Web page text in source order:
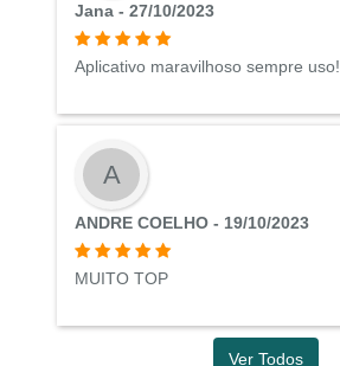
Jana - 27/10/2023
Aplicativo maravilhoso sempre uso!
A
ANDRE COELHO - 19/10/2023
MUITO TOP
Ver Todos